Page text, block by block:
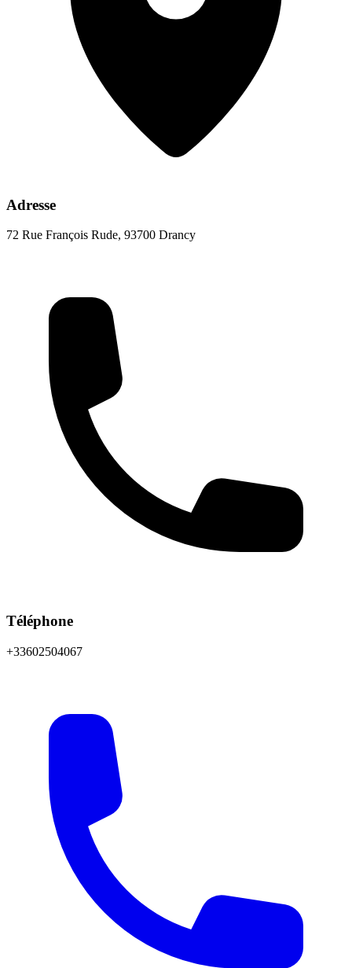
Adresse
72 Rue François Rude, 93700 Drancy
Téléphone
+33602504067